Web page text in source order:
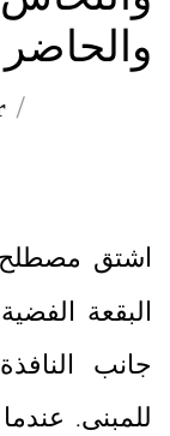
والحاضر
اشتق مصطلح
البقعة
جانب
للمبنى.